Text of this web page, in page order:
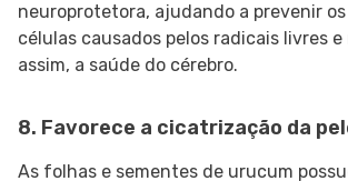
neuroprotetora, ajudando a prevenir
células causados pelos radicais livres
assim, a saúde do cérebro.
8. Favorece a cicatrização da
As folhas e sementes de urucum